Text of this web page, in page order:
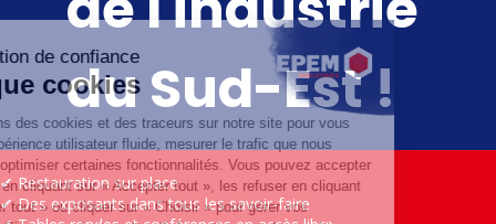
du Sud-Est !
✔︎ Restauration sur place
✔︎ Des exposants dans tous les savoir-faire